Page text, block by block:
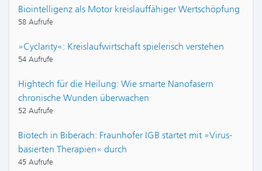
Biointelligenz als Motor kreislauffähiger Wertschöpfung
58 Aufrufe
»Cyclarity«: Kreislaufwirtschaft spielerisch verstehen
54 Aufrufe
Hightech für die Heilung: Wie smarte Nanofasern
chronische Wunden überwachen
52 Aufrufe
Biotech in Biberach: Fraunhofer IGB startet mit »Virus-
basierten Therapien« durch
45 Aufrufe